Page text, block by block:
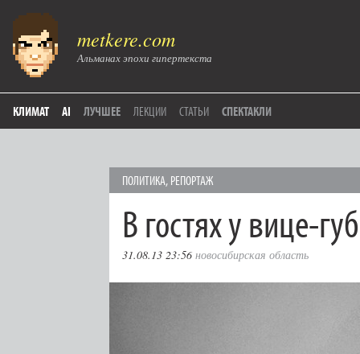
metkere.com
Альманах эпохи гипертекста
КЛИМАТ AI ЛУЧШЕЕ ЛЕКЦИИ СТАТЬИ СПЕКТАКЛИ
ПОЛИТИКА, РЕПОРТАЖ
В гостях у вице-
31.08.13 23:56 новосибирская область